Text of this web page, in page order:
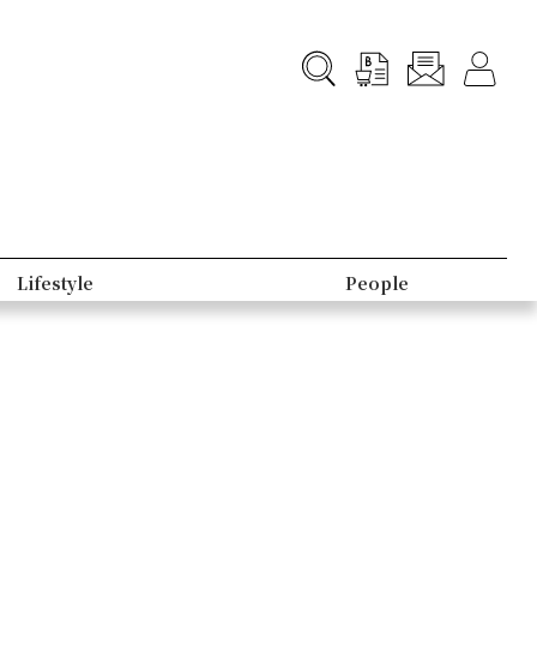
Lifestyle People